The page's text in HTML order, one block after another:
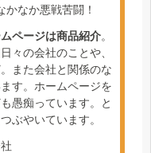
なか悪戦苦闘！
ページは商品紹介。
々の会社のことや、
また会社と関係のな
す。ホームページを
愚痴っています。と
ぶやいています。